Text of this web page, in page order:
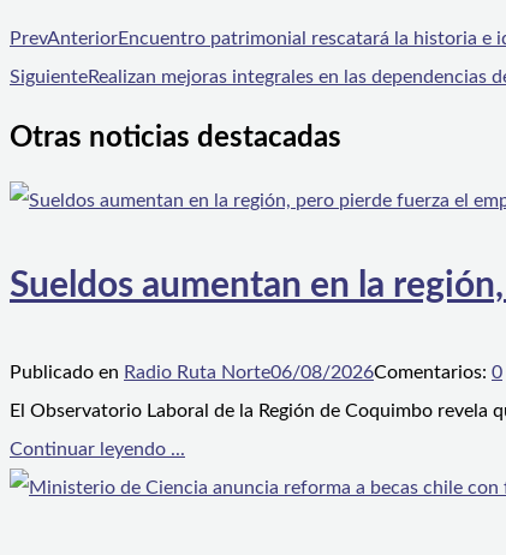
PrevAnteriorEncuentro patrimonial rescatará la historia e
SiguienteRealizan mejoras integrales en las
Otras noticias destacadas
Sueldos aumentan en la
Publicado en Radio Ruta Norte06/08/2026Comentarios: 0
El Observatorio Laboral de la Región de Coquimbo
Continuar leyendo ...